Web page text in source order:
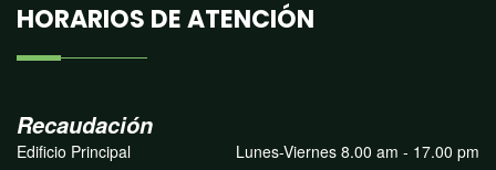
HORARIOS DE ATENCIÓN
Recaudación
Edificio Principal Lunes-Viernes 8.00 am - 17.00 pm